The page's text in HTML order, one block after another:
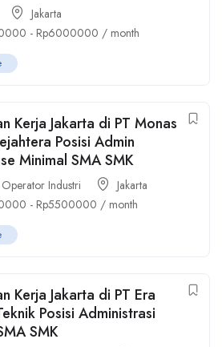
Jakarta
- Rp6000000 / month
Kerja Jakarta di PT Monas
Posisi Admin
Minimal SMA SMK
Operator Industri
Jakarta
- Rp5500000 / month
Kerja Jakarta di PT Era
Posisi Administrasi
SMK